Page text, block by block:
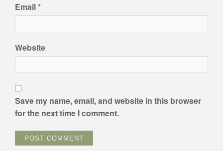
Email*
Website
Save my name, email, and website in this browser
for the next time I comment.